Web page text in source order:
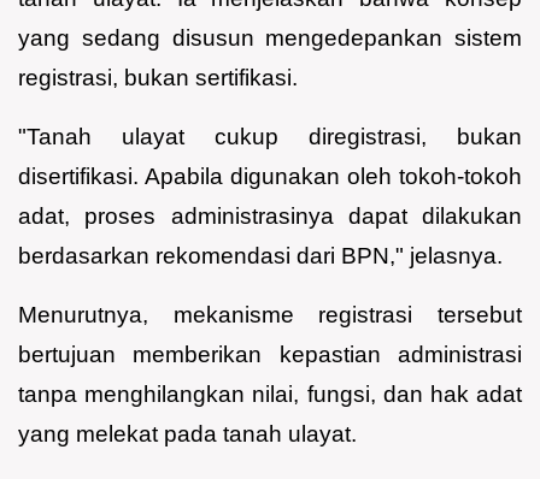
yang sedang disusun mengedepankan sistem
registrasi, bukan sertifikasi.
"Tanah ulayat cukup diregistrasi, bukan
disertifikasi. Apabila digunakan oleh tokoh-tokoh
adat, proses administrasinya dapat dilakukan
berdasarkan rekomendasi dari BPN," jelasnya.
Menurutnya, mekanisme registrasi tersebut
bertujuan memberikan kepastian administrasi
tanpa menghilangkan nilai, fungsi, dan hak adat
yang melekat pada tanah ulayat.